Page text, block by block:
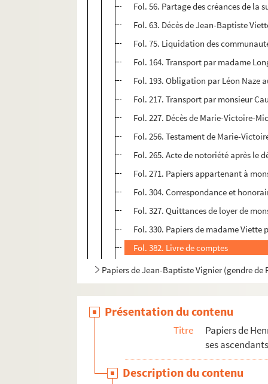
Fol. 56. Partage des créances de
Fol. 63. Décès de Jean-Baptiste
Fol. 75. Liquidation des
Fol. 164. Transport par madame
Fol. 193. Obligation par Léon Naze
Fol. 217. Transport par monsieur
Fol. 227. Décès de Marie-Victoire-
Fol. 256. Testament de Marie-
Fol. 265. Acte de notoriété après le
Fol. 271. Papiers appartenant à
Fol. 304. Correspondance et
Fol. 327. Quittances de loyer de
Fol. 330. Papiers de madame
Fol. 382. Livre de comptes
Papiers de Jean-Baptiste Vignier (gendre de
Présentation du contenu
Titre
Papiers de
ses
Description du contenu